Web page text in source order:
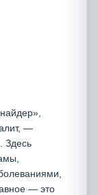
—
. Здесь
— это